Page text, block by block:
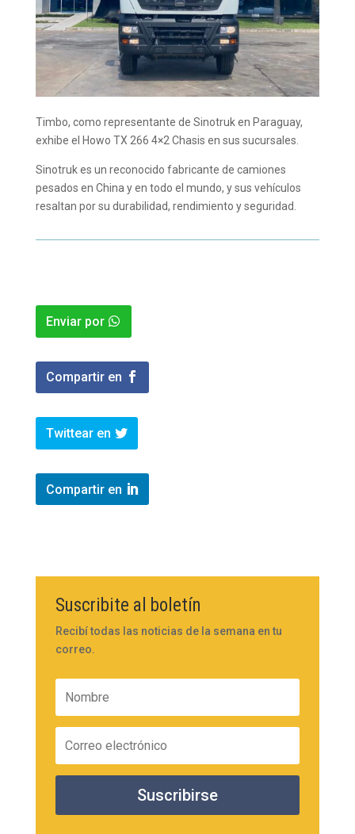
Timbo, como representante de Sinotruk en Paraguay,
exhibe el Howo TX 266 4×2 Chasis en sus sucursales.
Sinotruk es un reconocido fabricante de camiones
pesados en China y en todo el mundo, y sus vehículos
resaltan por su durabilidad, rendimiento y seguridad.
Enviar por
Compartir en
Twittear en
Compartir en
Suscribite al boletín
Recibí todas las noticias de la semana en tu
correo.
Suscribirse